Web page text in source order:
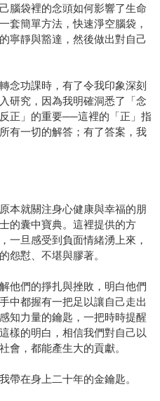
腦袋裡的念頭如何影響了生命
套簡單方法，快速淨空腦袋，
寧靜與豁達，然後做出對自己
念功課時，有了令我印象深刻
研究，因為我明確洞悉了「念
正」的重要──這裡的「正」指
有一切的解答；有了答案，我
本就關注身心健康與幸福的朋
的囊中寶典。這裡提供的方
一旦感受到負面情緒湧上來，
怨懟、不堪與膠著。
他們的掙扎與挫敗，明白他們
中都握有一把足以讓自己走出
知力量的鑰匙，一把時時提醒
樣的明白，相信我們對自己以
會，都能產生大的貢獻。
帶在身上二十年的金鑰匙。